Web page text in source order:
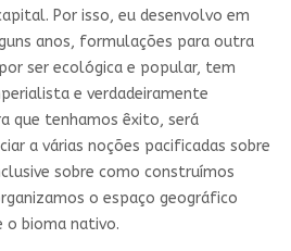
Por isso, eu desenvolvo em
anos, formulações para outra
ser ecológica e popular, tem
e verdadeiramente
que tenhamos êxito, será
a várias noções pacificadas sobre
sobre como construímos
o espaço geográfico
o bioma nativo.